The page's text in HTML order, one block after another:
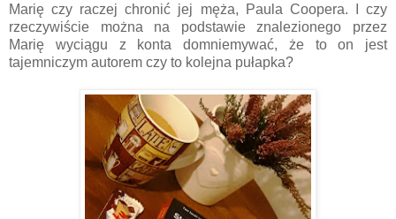
Marię czy raczej chronić jej męża, Paula Coopera. I czy
rzeczywiście można na podstawie znalezionego przez
Marię wyciągu z konta domniemywać, że to on jest
tajemniczym autorem czy to kolejna pułapka?